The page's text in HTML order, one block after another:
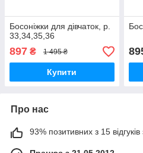
Босоніжки для дівчаток, р.
33,34,35,36
897 ₴ 1 495 ₴
Купити
Про нас
93% позитивних з 15 відгуків